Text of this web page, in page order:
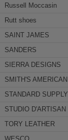
Russell Moccasin
Rutt shoes
SAINT JAMES
SANDERS
SIERRA DESIGNS
SMITH'S AMERICAN
STANDARD SUPPLY
STUDIO D'ARTISAN
TORY LEATHER